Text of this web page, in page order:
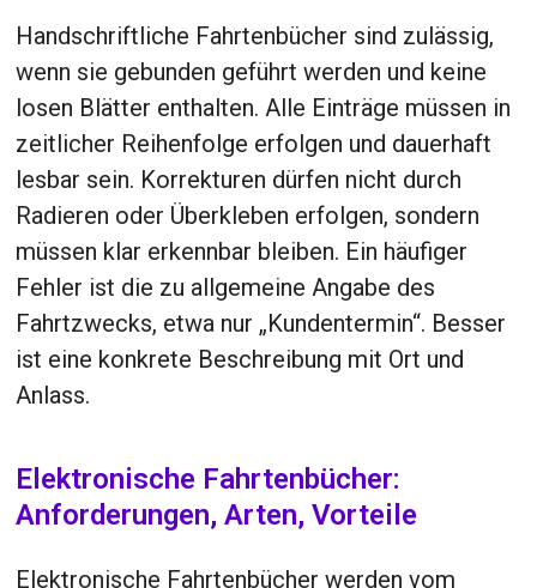
Handschriftliche Fahrtenbücher sind zulässig,
wenn sie gebunden geführt werden und keine
losen Blätter enthalten. Alle Einträge müssen in
zeitlicher Reihenfolge erfolgen und dauerhaft
lesbar sein. Korrekturen dürfen nicht durch
Radieren oder Überkleben erfolgen, sondern
müssen klar erkennbar bleiben. Ein häufiger
Fehler ist die zu allgemeine Angabe des
Fahrtzwecks, etwa nur „Kundentermin“. Besser
ist eine konkrete Beschreibung mit Ort und
Anlass.
Elektronische Fahrtenbücher:
Anforderungen, Arten, Vorteile
Elektronische Fahrtenbücher werden vom